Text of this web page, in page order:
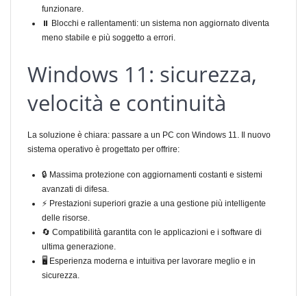
funzionare.
⏸ Blocchi e rallentamenti: un sistema non aggiornato diventa
meno stabile e più soggetto a errori.
Windows 11: sicurezza,
velocità e continuità
La soluzione è chiara: passare a un PC con Windows 11. Il nuovo
sistema operativo è progettato per offrire:
🔒 Massima protezione con aggiornamenti costanti e sistemi
avanzati di difesa.
⚡ Prestazioni superiori grazie a una gestione più intelligente
delle risorse.
🔄 Compatibilità garantita con le applicazioni e i software di
ultima generazione.
🖥️ Esperienza moderna e intuitiva per lavorare meglio e in
sicurezza.